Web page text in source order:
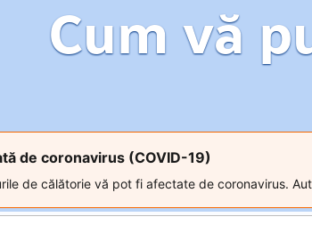
Cum vă
de coronavirus (COVID-19)
de călătorie vă pot fi afectate de coronavirus.